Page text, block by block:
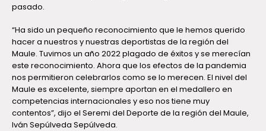
pasado.
“Ha sido un pequeño reconocimiento que le hemos querido
hacer a nuestros y nuestras deportistas de la región del
Maule. Tuvimos un año 2022 plagado de éxitos y se merecían
este reconocimiento. Ahora que los efectos de la pandemia
nos permitieron celebrarlos como se lo merecen. El nivel del
Maule es excelente, siempre aportan en el medallero en
competencias internacionales y eso nos tiene muy
contentos”, dijo el Seremi del Deporte de la región del Maule,
Iván Sepúlveda Sepúlveda.